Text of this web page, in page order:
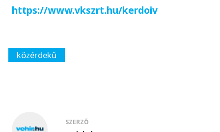
https://www.vkszrt.hu/kerdoiv
közérdekű
SZERZŐ